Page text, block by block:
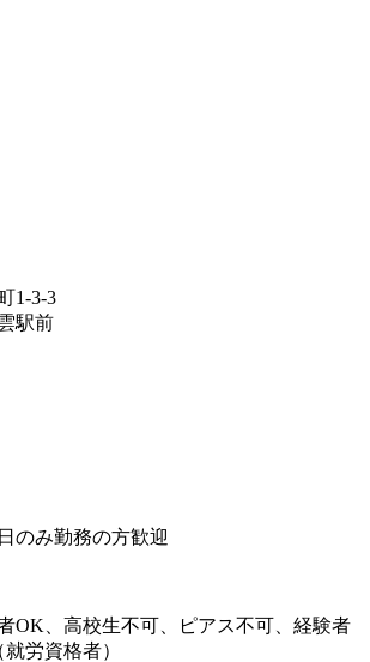
1-3-3
駅前
のみ勤務の方歓迎
OK、高校生不可、ピアス不可、経験者
労資格者）